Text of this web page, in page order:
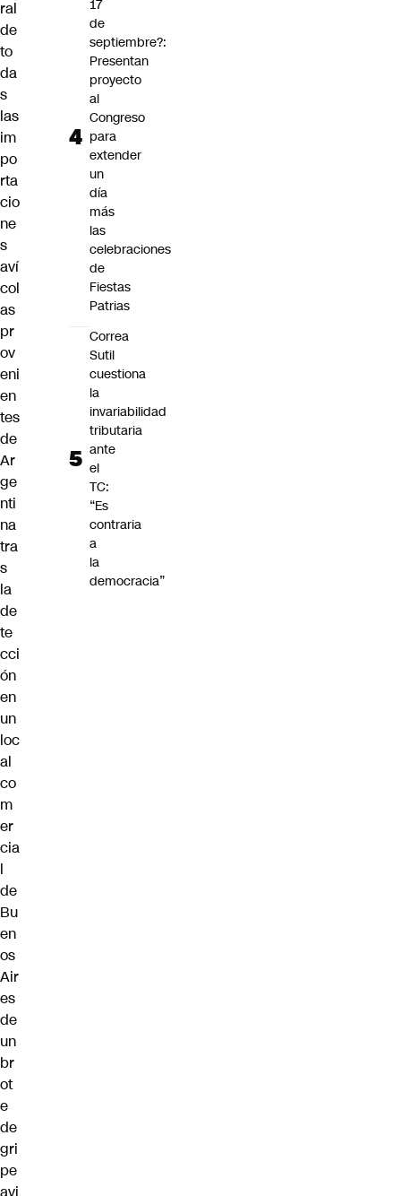
ral
de
to
da
s
las
im
po
rta
cio
ne
s
aví
col
as
pr
ov
eni
en
tes
de
Ar
ge
nti
na
tra
s
la
de
te
cci
ón
en
un
loc
al
co
m
er
cia
l
de
Bu
en
os
Air
es
de
un
br
ot
e
de
gri
pe
avi
17
de
septiembre?:
Presentan
proyecto
al
Congreso
para
extender
un
día
más
las
celebraciones
de
Fiestas
Patrias
Correa
Sutil
cuestiona
la
invariabilidad
tributaria
ante
el
TC:
“Es
contraria
a
la
democracia”